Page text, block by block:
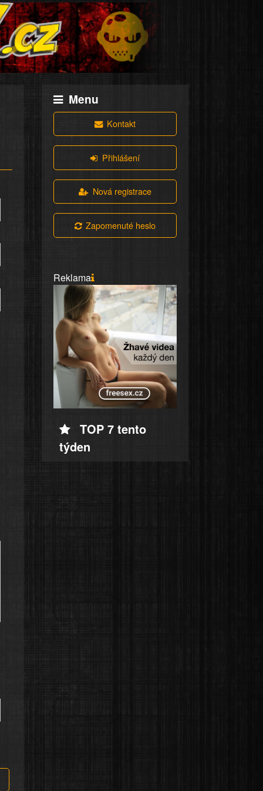
Menu
Kontakt
Přihlášení
Nová registrace
Zapomenuté heslo
Reklama
TOP 7 tento
týden